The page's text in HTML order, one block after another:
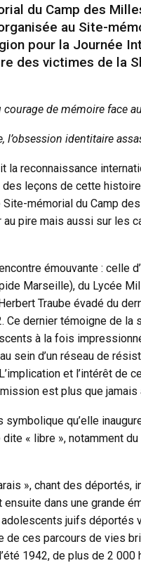
du Camp des
au Site-
pour la Journée
des victimes de la
de mémoire face
l’obsession identitaire
la reconnaissance
des leçons de cette
mémorial du Camp
pire mais aussi sur les
émouvante : celle
Marseille), du Lycée
Traube évadé du
dernier témoigne de la
à la fois
sein d’un réseau de
et l’intérêt de
est plus que jamais
qu’elle
« libre », notamment
», chant des déportés,
ensuite dans une grande
juifs déportés
de ces parcours de vies
1942, de plus de 2